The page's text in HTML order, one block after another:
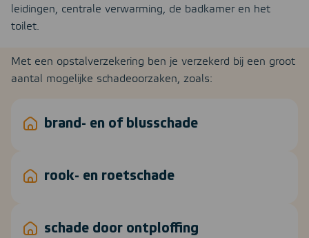
leidingen, centrale verwarming, de badkamer en het
toilet.
Met een opstalverzekering ben je verzekerd bij een groot
aantal mogelijke schadeoorzaken, zoals:
brand- en of blusschade
rook- en roetschade
schade door ontploffing